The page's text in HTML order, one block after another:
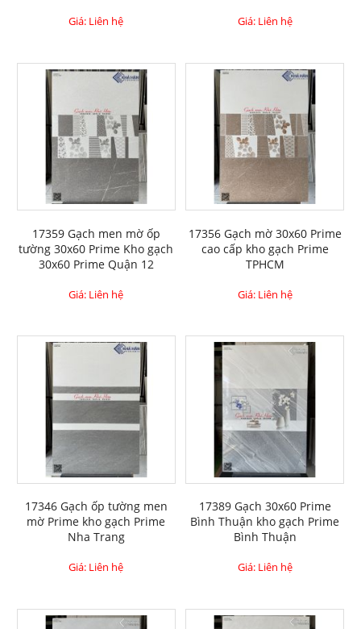
Giá: Liên hệ Giá: Liên hệ
17359 Gạch men mờ ốp
tường 30x60 Prime Kho gạch
30x60 Prime Quận 12
Giá: Liên hệ
17356 Gạch mờ 30x60 Prime
cao cấp kho gạch Prime
TPHCM
Giá: Liên hệ
17346 Gạch ốp tường men
mờ Prime kho gạch Prime
Nha Trang
Giá: Liên hệ
17389 Gạch 30x60 Prime
Bình Thuận kho gạch Prime
Bình Thuận
Giá: Liên hệ